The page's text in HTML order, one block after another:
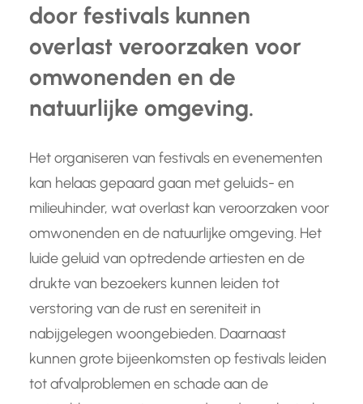
door festivals kunnen
overlast veroorzaken voor
omwonenden en de
natuurlijke omgeving.
Het organiseren van festivals en evenementen
kan helaas gepaard gaan met geluids- en
milieuhinder, wat overlast kan veroorzaken voor
omwonenden en de natuurlijke omgeving. Het
luide geluid van optredende artiesten en de
drukte van bezoekers kunnen leiden tot
verstoring van de rust en sereniteit in
nabijgelegen woongebieden. Daarnaast
kunnen grote bijeenkomsten op festivals leiden
tot afvalproblemen en schade aan de